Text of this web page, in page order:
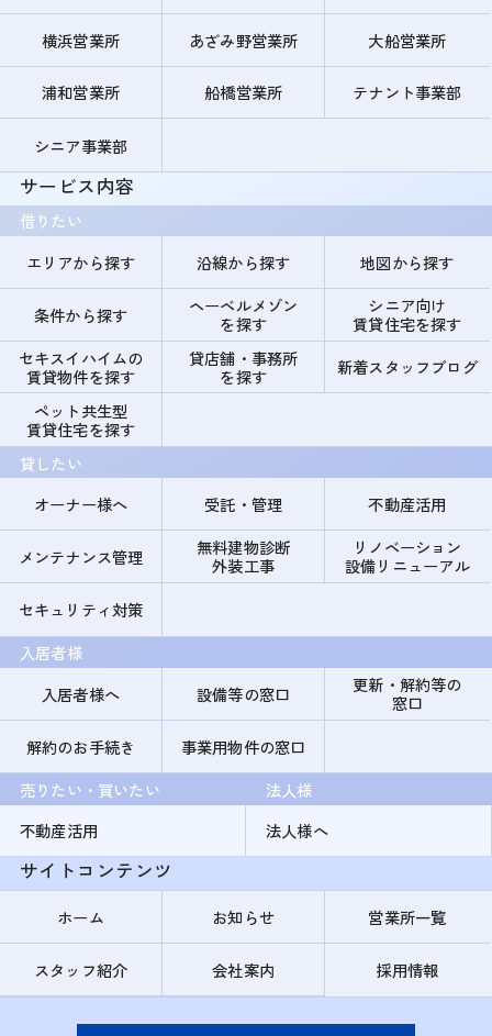
横浜営業所 あざみ野営業所 大船営業所
浦和営業所 船橋営業所 テナント事業部
シニア事業部
サービス内容
借りたい
エリアから探す
沿線から探す 地図から探す
条件から探す
ヘーベルメゾン
を探す
シニア向け
賃貸住宅を探す
セキスイハイムの
賃貸物件を探す
貸店舗・事務所
を探す
新着スタッフブログ
ペット共生型
賃貸住宅を探す
貸したい
オーナー様へ
受託・管理 不動産活用
メンテナンス管理
無料建物診断
外装工事
リノベーション
設備リニューアル
セキュリティ対策
入居者様
入居者様へ
設備等の窓口
更新・解約等の
窓口
解約のお手続き
事業用物件の窓口
売りたい・買いたい
不動産活用
法人様
法人様へ
サイトコンテンツ
ホーム お知らせ 営業所一覧
スタッフ紹介 会社案内 採用情報